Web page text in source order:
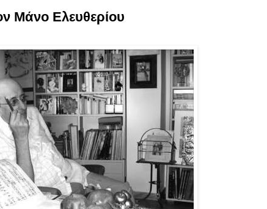
Μάνο Ελευθερίου